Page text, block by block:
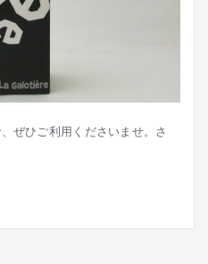
ぜひご利用くださいませ。さ